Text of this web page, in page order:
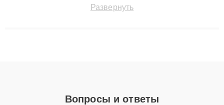
сохранением гарантии до 3 лет. Наши мастера решают
Развернуть
Вопросы и ответы